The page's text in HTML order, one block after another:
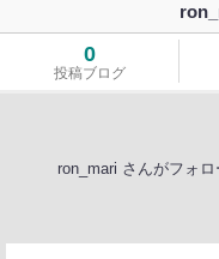
0
投稿ブログ
ron_mari さんがフォロ